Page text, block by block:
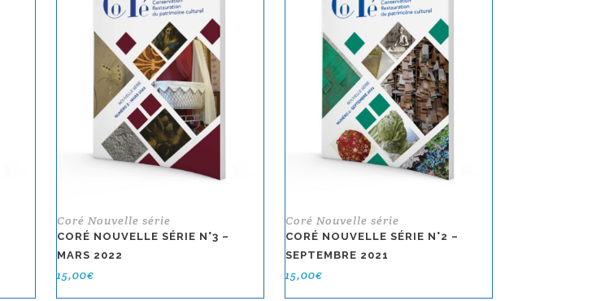
Coré Nouvelle série
CORÉ NOUVELLE SÉRIE N°3 –
MARS 2022
15,00€
Coré Nouvelle série
CORÉ NOUVELLE SÉRIE N°2 –
SEPTEMBRE 2021
15,00€